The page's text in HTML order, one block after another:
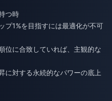
つ時
プ1%を目指すには最適化が不可
位に合致していれば、主観的な
に対する永続的なパワーの底上